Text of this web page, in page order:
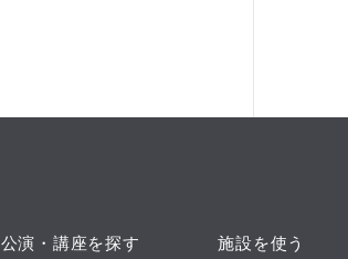
公演・講座を探す 施設を使う